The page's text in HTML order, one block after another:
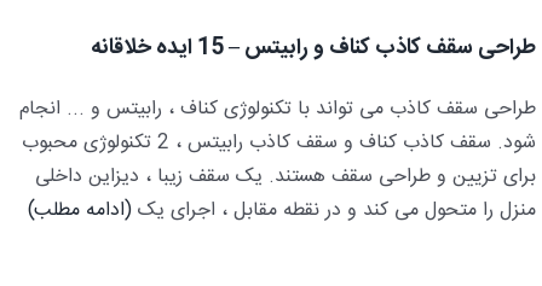
طراحی سقف کاذب کناف و رابیتس – 15 ایده خلاقانه
طراحی سقف کاذب می تواند با تکنولوژی کناف ، رابیتس و ... انجام
شود. سقف کاذب کناف و سقف کاذب رابیتس ، 2 تکنولوژی محبوب
برای تزیین و طراحی سقف هستند. یک سقف زیبا ، دیزاین داخلی
منزل را متحول می کند و در نقطه مقابل ، اجرای یک(ادامه مطلب)